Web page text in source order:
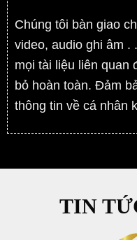
Chúng tôi bàn giao
video, audio ghi âm .
mọi tài liệu liên quan
bỏ hoàn toàn. Đảm
thông tin về cá nhân
TIN